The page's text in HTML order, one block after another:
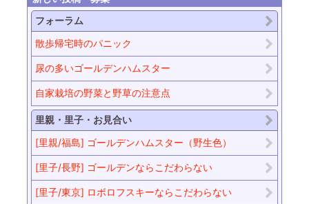
フォーラム
散歩帰宅時のパニック
尿の多いゴールデンハムスター
自家栽培の野菜と野草の注意点
里親・里子・お見合い
[里親/福島] ゴールデンハムスター（野生色）
[里子/長野] ゴールデンならこだわらない
[里子/東京] ロボロフスキーならこだわらない